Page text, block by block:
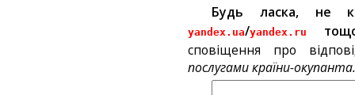
Будь ласка, не
yandex.ua/yandex.ru
сповіщення про
послугами країни-